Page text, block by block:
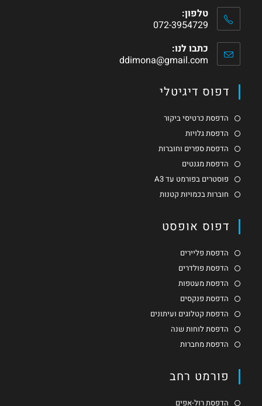
טלפון:
072-3954729
כתבו לנו:
ddimona@gmail.com
דפוס דיגיטלי
הדפסת כרטיסי ביקור
הדפסת גלויות
הדפסת ספרים וחוברות
הדפסת מגנטים
פוסטרים בפורמט עד A3
חוברות בכמויות קטנות
דפוס אופסט
הדפסת פליירים
הדפסת פולדרים
הדפסת מעטפות
הדפסת פנקסים
הדפסת קטלוגים ועיתונים
הדפסת לוחות שנה
הדפסת מחברות
פורמט רחב
הדפסת רול-אפים